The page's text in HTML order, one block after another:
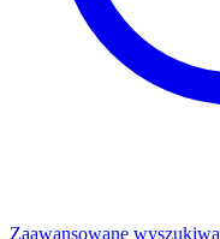
Zaawansowane